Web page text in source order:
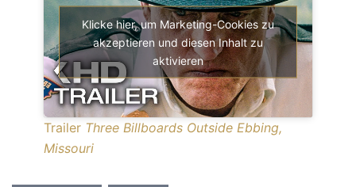
Klicke hier, um Marketing-Cookies zu
akzeptieren und diesen Inhalt zu
aktivieren
Trailer Three Billboards Outside Ebbing,
Missouri